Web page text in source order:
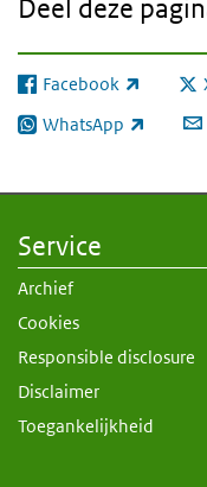
Deel deze
Facebook
(externe link)
WhatsApp
(externe link)
Service
Archief
Cookies
Responsible disclosure
Disclaimer
Toegankelijkheid